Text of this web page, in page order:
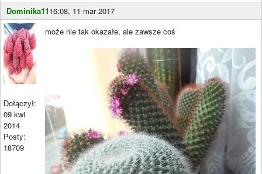
Dominika1116:08, 11 mar 2017
Dołączył:
09 kwi
2014
Posty:
18709
może nie tak okazałe, ale zawsze coś